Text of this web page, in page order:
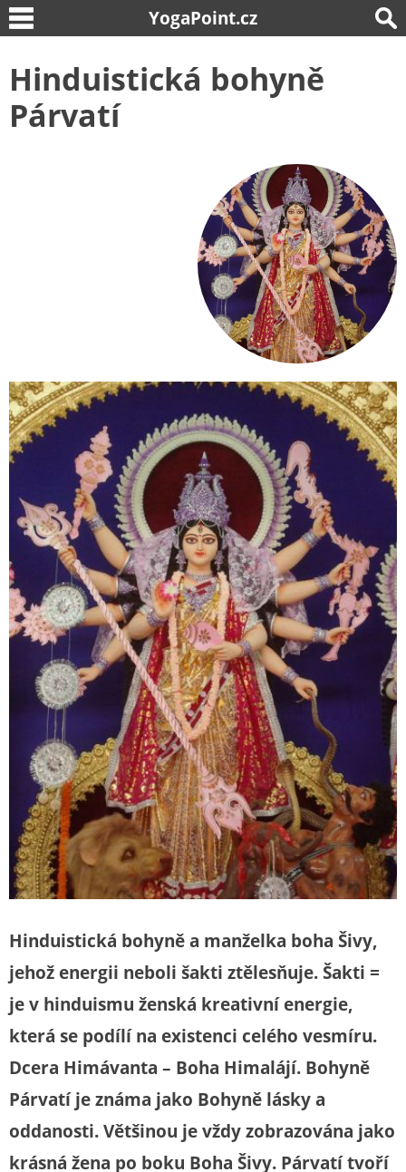
YogaPoint.cz
Hinduistická bohyně
Párvatí
Hinduistická bohyně a manželka boha Šivy,
jehož energii neboli šakti ztělesňuje. Šakti =
je v hinduismu ženská kreativní energie,
která se podílí na existenci celého vesmíru.
Dcera Himávanta – Boha Himalájí. Bohyně
Párvatí je známa jako Bohyně lásky a
oddanosti. Většinou je vždy zobrazována jako
krásná žena po boku Boha Šivy. Párvatí tvoří